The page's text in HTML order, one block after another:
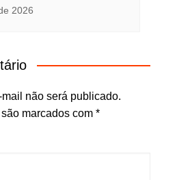
2026
não será publicado.
marcados com *